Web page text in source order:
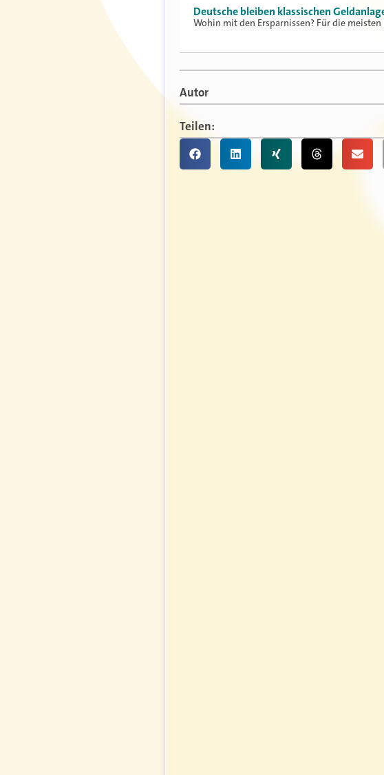
Deutsche bleiben klassischen
Wohin mit den Ersparnissen? Für die
Autor
Teilen: